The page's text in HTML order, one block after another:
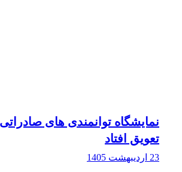
نمایشگاه توانمندی های
تعویق افتاد
23 اردیبهشت 1405